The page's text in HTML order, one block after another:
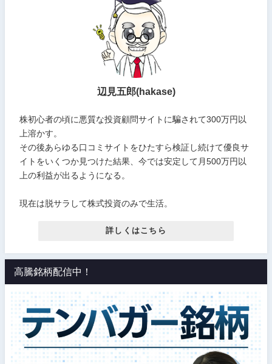
辺見五郎(hakase)
株初心者の頃に悪質な投資顧問サイトに騙されて300万円以
上溶かす。
その後あらゆる口コミサイトをひたすら検証し続けて優良サ
イトをいくつか見つけた結果、今では安定して月500万円以
上の利益が出るようになる。
現在は脱サラして株式投資のみで生活。
詳しくはこちら
高騰銘柄配信中！